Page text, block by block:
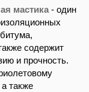
мастика - один
содержит
и прочность.
также